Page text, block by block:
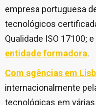
empresa portuguesa
tecnológicos
Qualidade ISO 17100; e
entidade formadora.
Com agências em
internacionalmente
tecnológicas em